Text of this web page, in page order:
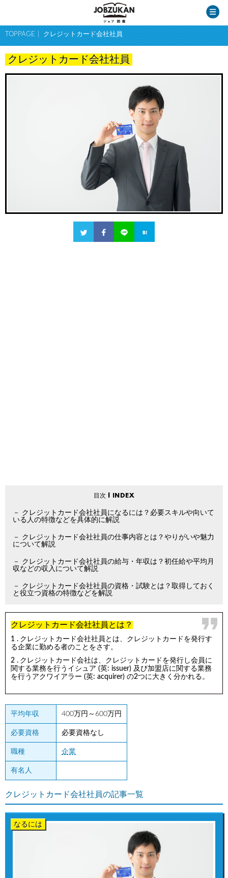
TOPPAGE クレジットカード会社社員
クレジットカード会社社員
クレジットカード会社社員になるには？必要スキルや向いて
いる人の特徴などを具体的に解説
クレジットカード会社社員の仕事内容とは？やりがいや魅力
について解説
クレジットカード会社社員の給与・年収は？初任給や平均月
収などの収入について解説
クレジットカード会社社員の資格・試験とは？取得しておく
と役立つ資格の特徴などを解説
クレジットカード会社社員とは？
クレジットカード会社社員とは、クレジットカードを発行す
る企業に勤める者のことをさす。
クレジットカード会社は、クレジットカードを発行し会員に
関する業務を行うイシュア (英: issuer) 及び加盟店に関する業務
を行うアクワイアラー (英: acquirer) の2つに大きく分かれる。
平均年収 400万円～600万円
必要資格 必要資格なし
職種 企業
有名人
クレジットカード会社社員の記事一覧
なるには